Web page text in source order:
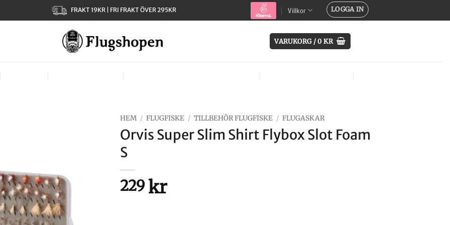
FRAKT 19KR | FRI FRAKT ÖVER 295KR Villkor LOGGA IN
VARUKORG /0KR
HEM / FLUGFISKE / TILLBEHÖR FLUGFISKE / FLUGASKAR
Orvis Super Slim Shirt Flybox Slot Foam
S
229kr